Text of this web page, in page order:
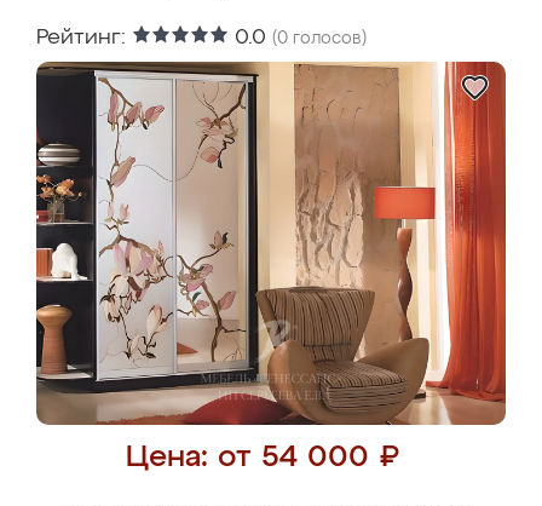
Рейтинг: 0.0 (0 голосов)
Цена: от 54 000 ₽